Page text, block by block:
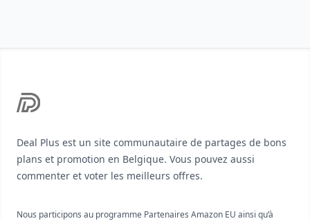
Deal Plus est un site communautaire de partages de bons
plans et promotion en Belgique. Vous pouvez aussi
commenter et voter les meilleurs offres.
Nous participons au programme Partenaires Amazon EU ainsi qu’à